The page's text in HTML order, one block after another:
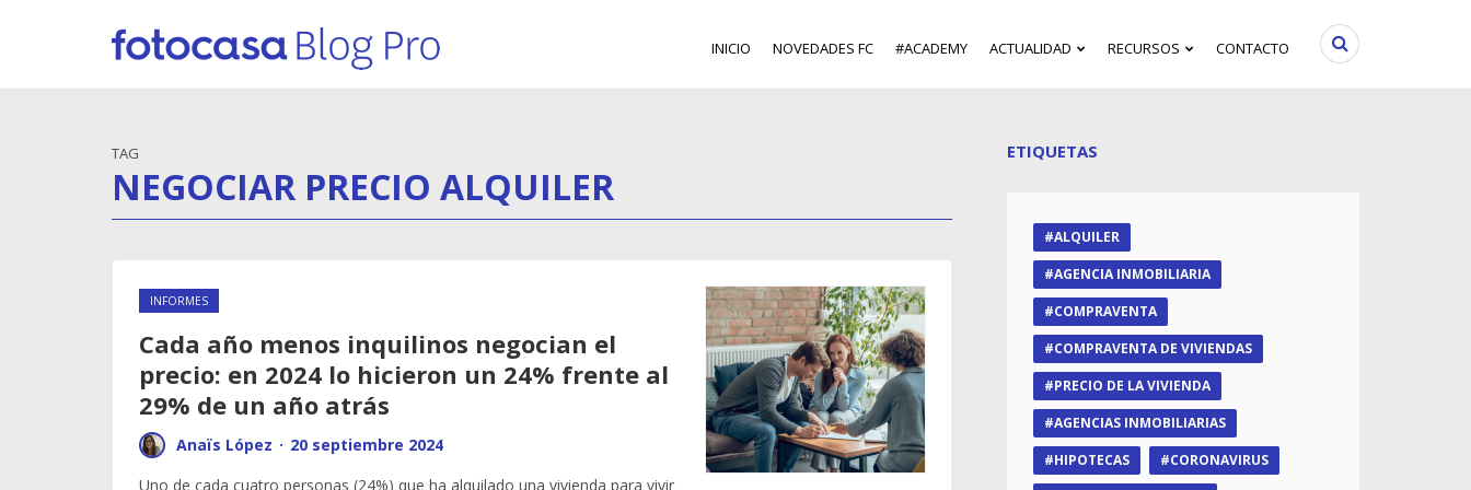
INICIO NOVEDADES FC #ACADEMY ACTUALIDAD RECURSOS CONTACTO
TAG
NEGOCIAR PRECIO ALQUILER
INFORMES
Cada año menos inquilinos negocian el
precio: en 2024 lo hicieron un 24% frente al
29% de un año atrás
Anaïs López · 20 septiembre 2024
Uno de cada cuatro personas (24%) que ha alquilado una vivienda para vivir
ETIQUETAS
ALQUILER
AGENCIA INMOBILIARIA
COMPRAVENTA
COMPRAVENTA DE VIVIENDAS
PRECIO DE LA VIVIENDA
AGENCIAS INMOBILIARIAS
HIPOTECAS
CORONAVIRUS